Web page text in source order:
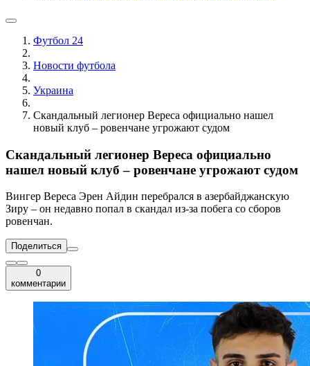
Футбол 24
Новости футбола
Украина
Скандальный легионер Вереса официально нашел
новый клуб – ровенчане угрожают судом
Скандальный легионер Вереса официально
нашел новый клуб – ровенчане угрожают судом
Вингер Вереса Эрен Айдин перебрался в азербайджанскую
Зиру – он недавно попал в скандал из-за побега со сборов
ровенчан.
Поделиться
0
комментарии